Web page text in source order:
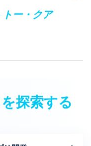
ー・クア
探索する